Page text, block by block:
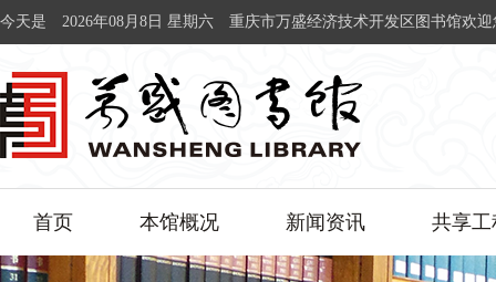
今天是 2026年08月8日 星期六 重庆市万盛经济技术开发区图书馆欢迎
首页 本馆概况 新闻资讯 共享工